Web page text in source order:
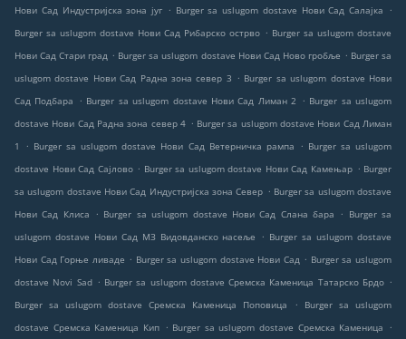
Нови Сад Индустријска зона југ . Burger sa uslugom dostave Нови Сад Салајка
.
Burger sa uslugom dostave Нови Сад Рибарско острво . Burger sa uslugom dostave
Нови Сад Стари град . Burger sa uslugom dostave Нови Сад Ново гробље . Burger sa
uslugom dostave Нови Сад Радна зона север 3 . Burger sa uslugom dostave Нови
Сад Подбара
. Burger sa uslugom dostave Нови Сад Лиман 2 . Burger sa uslugom
dostave Нови Сад Радна зона север 4 . Burger sa uslugom dostave Нови Сад Лиман
1
. Burger sa uslugom dostave Нови Сад Ветерничка рампа . Burger sa uslugom
dostave Нови Сад Сајлово . Burger sa uslugom dostave Нови Сад Камењар . Burger
sa uslugom dostave Нови Сад Индустријска зона Север . Burger sa uslugom dostave
Нови Сад Клиса
. Burger sa uslugom dostave Нови Сад Слана бара . Burger sa
uslugom dostave Нови Сад МЗ Видовданско насеље
. Burger sa uslugom dostave
Нови Сад Горње ливаде . Burger sa uslugom dostave Нови Сад . Burger sa uslugom
dostave Novi Sad . Burger sa uslugom dostave Сремска Каменица Татарско Брдо .
Burger sa uslugom dostave Сремска Каменица Поповица
.
Burger sa uslugom
dostave Сремска Каменица Кип . Burger sa uslugom dostave Сремска Каменица .